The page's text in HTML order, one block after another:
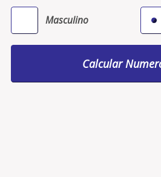
Masculino